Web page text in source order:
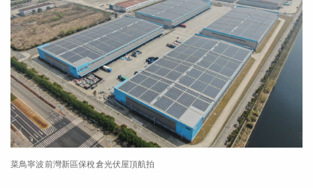
菜鳥寧波前灣新區保稅倉光伏屋頂航拍